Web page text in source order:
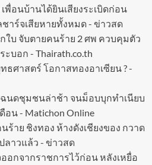
พื่อนบ้านได้ยินเสียงระเบิดก่อน
าร์จเสียหายทั้งหมด - ข่าวสด
ใบ จับตายคนร้าย 2 ศพ ควบคุมตัว
บอก - Thairath.co.th
ธศาสตร์ โอกาสทองอาเซียน ? -
นดชุมชนล่าช้า จนม็อบบุกทำเนียบ
อน - Matichon Online
ร้าย ชิงทอง ห้างดังเชียงของ กวาด
ลาวแล้ว - ข่าวสด
อกจากราชการไว้ก่อน หลังเหยื่อ